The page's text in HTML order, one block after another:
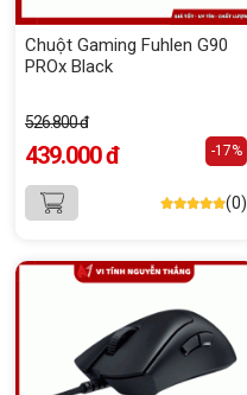
Chuột Gaming Fuhlen G90
PROx Black
526.800 đ
439.000 đ -17%
(0)